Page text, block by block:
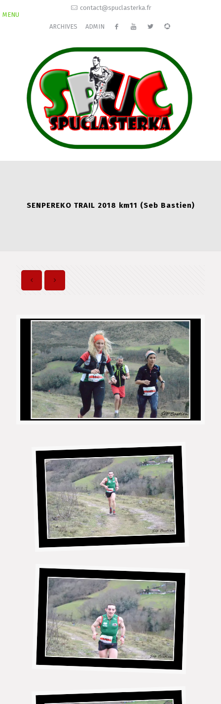
contact@spuclasterka.fr
ARCHIVES ADMIN
MENU
SENPEREKO TRAIL 2018 km11 (Seb Bastien)